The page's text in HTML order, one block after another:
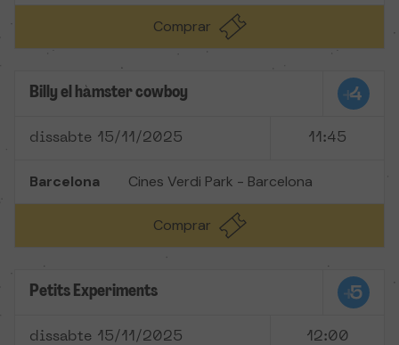
Comprar
Billy el hàmster cowboy
dissabte 15/11/2025 11:45
Barcelona Cines Verdi Park - Barcelona
Comprar
Petits Experiments
dissabte 15/11/2025 12:00